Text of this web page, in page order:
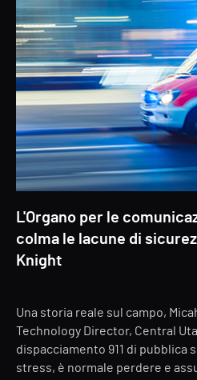
L'Organo per le
colma le lacune di
Knight
Una storia reale sul campo,
Technology Director, Central
dispacciamento 911 di pubblica
stress, è normale perdere e